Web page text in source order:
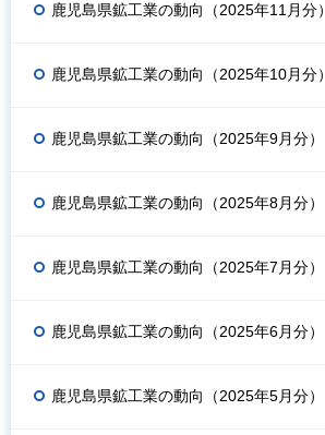
鹿児島県鉱工業の動向（2025年11月分）
鹿児島県鉱工業の動向（2025年10月分）
鹿児島県鉱工業の動向（2025年9月分）
鹿児島県鉱工業の動向（2025年8月分）
鹿児島県鉱工業の動向（2025年7月分）
鹿児島県鉱工業の動向（2025年6月分）
鹿児島県鉱工業の動向（2025年5月分）